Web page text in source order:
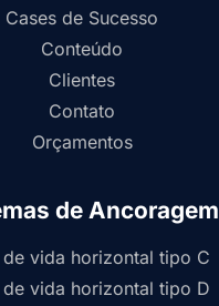
Cases de Sucesso
Conteúdo
Clientes
Contato
Orçamentos
de Ancoragem
de vida horizontal tipo C
de vida horizontal tipo D